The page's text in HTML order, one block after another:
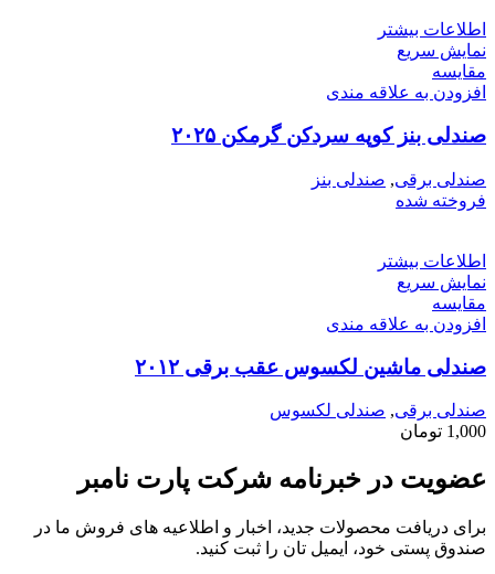
اطلاعات بیشتر
نمایش سریع
مقايسه
افزودن به علاقه مندی
صندلی بنز کوپه سردکن گرمکن ۲۰۲۵
صندلی برقی, صندلی بنز
فروخته شده
اطلاعات بیشتر
نمایش سریع
مقايسه
افزودن به علاقه مندی
صندلی ماشین لکسوس عقب برقی ۲۰۱۲
صندلی برقی, صندلی لکسوس
1,000 تومان
عضویت در خبرنامه شرکت پارت نامبر
برای دریافت محصولات جدید، اخبار و اطلاعیه های فروش ما در
صندوق پستی خود، ایمیل تان را ثبت کنید.